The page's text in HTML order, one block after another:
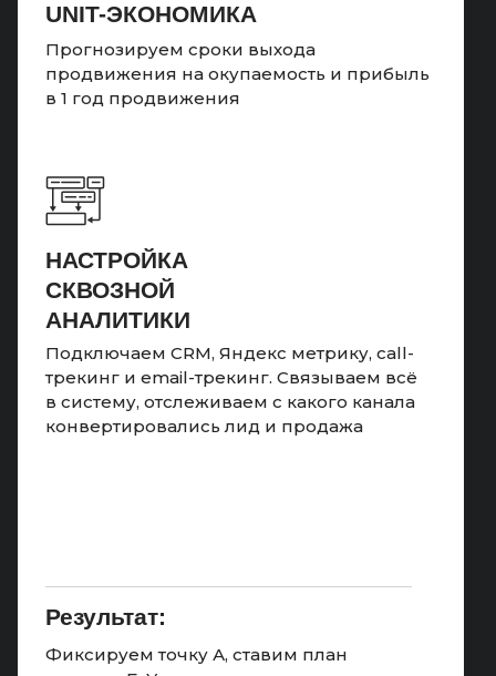
НАСТРОЙКА
СКВОЗНОЙ
АНАЛИТИКИ
Подключаем CRM, Яндекс метрику, call-
трекинг и email-трекинг. Связываем всё
в систему, отслеживаем с какого канала
конвертировались лид и продажа
UNIT-ЭКОНОМИКА
Прогнозируем сроки выхода
продвижения на окупаемость и прибыль
в 1 год продвижения
Результат:
Фиксируем точку А, ставим план